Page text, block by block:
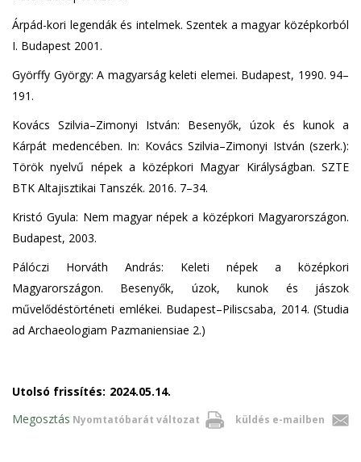
Árpád-kori legendák és intelmek. Szentek a magyar középkorból
I. Budapest 2001.
Györffy György: A magyarság keleti elemei. Budapest, 1990. 94–
191.
Kovács Szilvia–Zimonyi István: Besenyők, úzok és kunok a
Kárpát medencében. In: Kovács Szilvia–Zimonyi István (szerk.):
Török nyelvű népek a középkori Magyar Királyságban. SZTE
BTK Altajisztikai Tanszék. 2016. 7–34.
Kristó Gyula: Nem magyar népek a középkori Magyarországon.
Budapest, 2003.
Pálóczi Horváth András: Keleti népek a középkori
Magyarországon. Besenyők, úzok, kunok és jászok
művelődéstörténeti emlékei. Budapest–Piliscsaba, 2014. (Studia
ad Archaeologiam Pazmaniensiae 2.)
Utolsó frissítés: 2024.05.14.
Nyomtatóbarát változat küldés e-mailben
Megosztás